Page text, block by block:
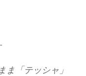
ま「テッシャ」